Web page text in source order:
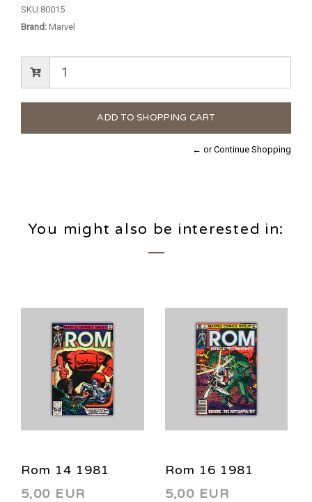
SKU:80015
Brand: Marvel
← or Continue Shopping
You might also be interested in:
Rom 14 1981
5,00 EUR
Rom 16 1981
5,00 EUR